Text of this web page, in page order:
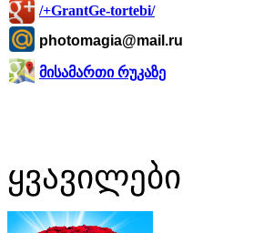
/+GrantGe-tortebi/
photomagia@mail.ru
მისამართი რუკაზე
ყვავილები